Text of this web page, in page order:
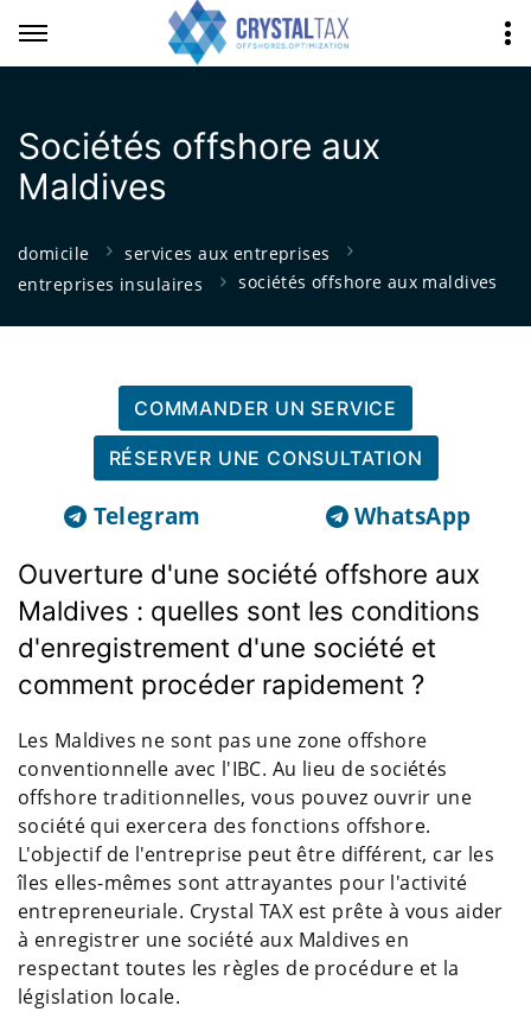
Sociétés offshore aux
Maldives
domicile
services aux entreprises
entreprises insulaires
sociétés offshore aux maldives
COMMANDER UN SERVICE
RÉSERVER UNE CONSULTATION
Telegram WhatsApp
Ouverture d'une société offshore aux
Maldives : quelles sont les conditions
d'enregistrement d'une société et
comment procéder rapidement ?
Les Maldives ne sont pas une zone offshore
conventionnelle avec l'IBC. Au lieu de sociétés
offshore traditionnelles, vous pouvez ouvrir une
société qui exercera des fonctions offshore.
L'objectif de l'entreprise peut être différent, car les
îles elles-mêmes sont attrayantes pour l'activité
entrepreneuriale. Crystal TAX est prête à vous aider
à enregistrer une société aux Maldives en
respectant toutes les règles de procédure et la
législation locale.